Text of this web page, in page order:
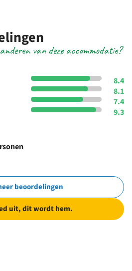
van deze accommodatie?
8.4
8.1
7.4
9.3
beoordelingen
uit, dit wordt hem.